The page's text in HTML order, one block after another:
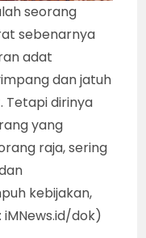
seorang
sebenarnya
adat
dan jatuh
Tetapi dirinya
yang
raja, sering
kebijakan,
dok)